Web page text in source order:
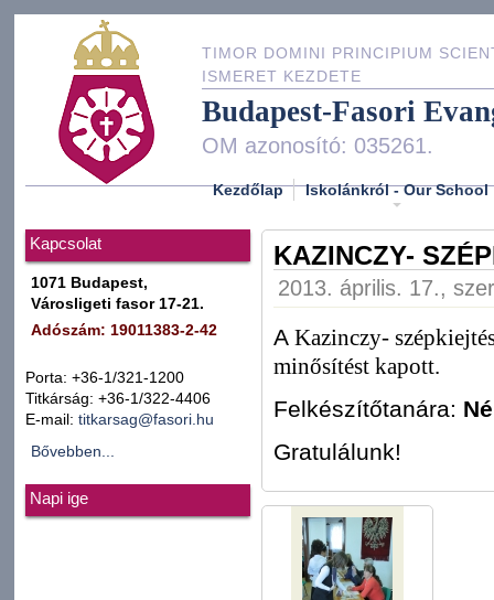
TIMOR DOMINI PRINCIPIUM
ISMERET KEZDETE
Budapest-Fasori
OM azonosító: 035261.
Kezdőlap Iskolánkról - Our School
Kapcsolat
1071 Budapest,
Városligeti fasor 17-21.
Adószám: 19011383-2-42
Porta: +36-1/321-1200
Titkárság: +36-1/322-4406
E-mail: titkarsag@fasori.hu
Bővebben...
Napi ige
KAZINCZY-
2013. április. 17.,
A Kazinczy-
minősítést kapott.
Felkészítőtanára:
Gratulálunk!